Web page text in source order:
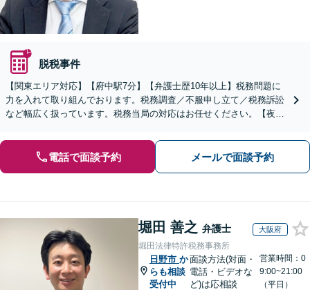
脱税事件
【関東エリア対応】【府中駅7分】【弁護士歴10年以上】税務問題に
力を入れて取り組んでおります。税務調査／不服申し立て／税務訴訟
など幅広く扱っています。税務当局の対応はお任せください。【夜
電話で面談予約 メールで面談予約
堀田 善之 弁護士 大阪府
堀田法律特許税務事務所
日野市 か
らも相談
受付中
面談方法(対面・
電話・ビデオな
ど)は応相談
営業時間：0
9:00~21:00
（平日）